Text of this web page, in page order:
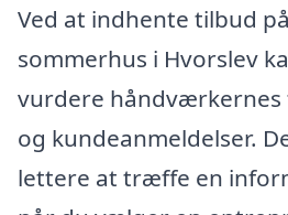
Ved at indhente tilbud
sommerhus i Hvorslev
vurdere håndværkernes
og kundeanmeldelser.
lettere at træffe en